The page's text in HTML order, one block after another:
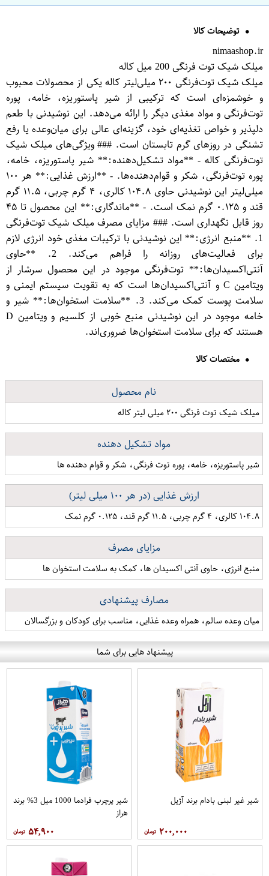
توضیحات کالا
nimaashop.ir
میلک شیک توت فرنگی 200 میل کاله
میلک شیک توت‌فرنگی ۲۰۰ میلی‌لیتر کاله یکی از محصولات محبوب
و خوشمزه‌ای است که ترکیبی از شیر پاستوریزه، خامه، پوره
توت‌فرنگی و مواد مغذی دیگر را ارائه می‌دهد. این نوشیدنی با طعم
دلپذیر و خواص تغذیه‌ای خود، گزینه‌ای عالی برای میان‌وعده یا رفع
تشنگی در روزهای گرم تابستان است. ### ویژگی‌های میلک شیک
توت‌فرنگی کاله - **مواد تشکیل‌دهنده:** شیر پاستوریزه، خامه،
پوره توت‌فرنگی، شکر و قوام‌دهنده‌ها. - **ارزش غذایی:** هر ۱۰۰
میلی‌لیتر این نوشیدنی حاوی ۱۰۴.۸ کالری، ۴ گرم چربی، ۱۱.۵ گرم
قند و ۰.۱۲۵ گرم نمک است. - **ماندگاری:** این محصول تا ۴۵
روز قابل نگهداری است. ### مزایای مصرف میلک شیک توت‌فرنگی
1. **منبع انرژی:** این نوشیدنی با ترکیبات مغذی خود انرژی لازم
برای فعالیت‌های روزانه را فراهم می‌کند. 2. **حاوی
آنتی‌اکسیدان‌ها:** توت‌فرنگی موجود در این محصول سرشار از
ویتامین C و آنتی‌اکسیدان‌ها است که به تقویت سیستم ایمنی و
سلامت پوست کمک می‌کند. 3. **سلامت استخوان‌ها:** شیر و
خامه موجود در این نوشیدنی منبع خوبی از کلسیم و ویتامین D
هستند که برای سلامت استخوان‌ها ضروری‌اند.
مختصات کالا
نام محصول
میلک شیک توت فرنگی ۲۰۰ میلی لیتر کاله
مواد تشکیل دهنده
شیر پاستوریزه، خامه، پوره توت فرنگی، شکر و قوام دهنده ها
ارزش غذایی (در هر ۱۰۰ میلی لیتر)
۱۰۴.۸ کالری، ۴ گرم چربی، ۱۱.۵ گرم قند، ۰.۱۲۵ گرم نمک
مزایای مصرف
منبع انرژی، حاوی آنتی اکسیدان ها، کمک به سلامت استخوان ها
مصارف پیشنهادی
میان وعده سالم، همراه وعده غذایی، مناسب برای کودکان و بزرگسالان
پیشنهاد هایی برای شما
شیر غیر لبنی بادام برند آژیل
۲۰۰,۰۰۰
شیر پرچرب فرادما 1000 میل 3% برند
هراز
۵۴,۹۰۰